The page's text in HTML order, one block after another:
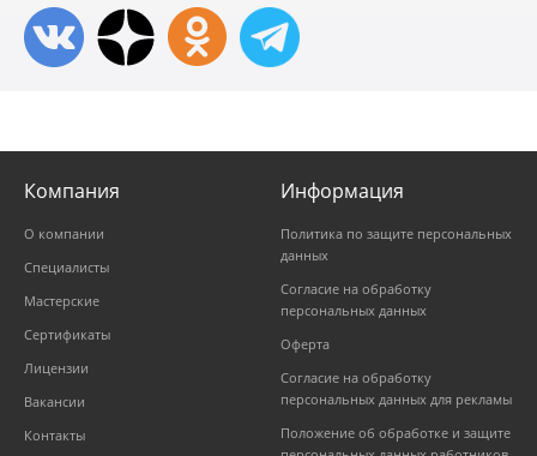
Компания
О компании
Специалисты
Мастерские
Сертификаты
Лицензии
Вакансии
Контакты
Информация
Политика по защите персональных
данных
Согласие на обработку
персональных данных
Оферта
Согласие на обработку
персональных данных для рекламы
Положение об обработке и защите